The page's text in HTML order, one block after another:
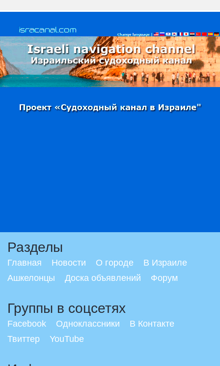
Разделы
Главная Новости О городе
В Израиле
Ашкелонцы
Доска объявлений Форум
Группы в соцсетях
Facebook Одноклассники
В Контакте
Твиттер
YouTube